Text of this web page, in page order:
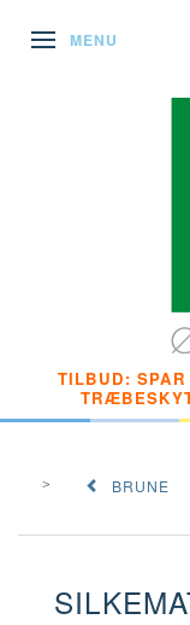
SKIFTE
MENU
TILBUD:
BRUNE